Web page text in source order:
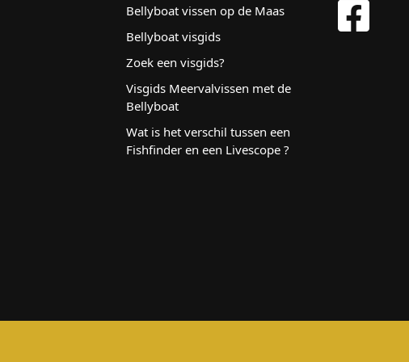
Bellyboat vissen op de Maas
Bellyboat visgids
Zoek een visgids?
Visgids Meervalvissen met de
Bellyboat
Wat is het verschil tussen een
Fishfinder en een Livescope ?